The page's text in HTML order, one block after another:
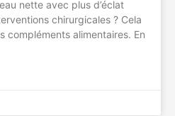
nette avec plus d’éclat
chirurgicales ? Cela
compléments alimentaires. En